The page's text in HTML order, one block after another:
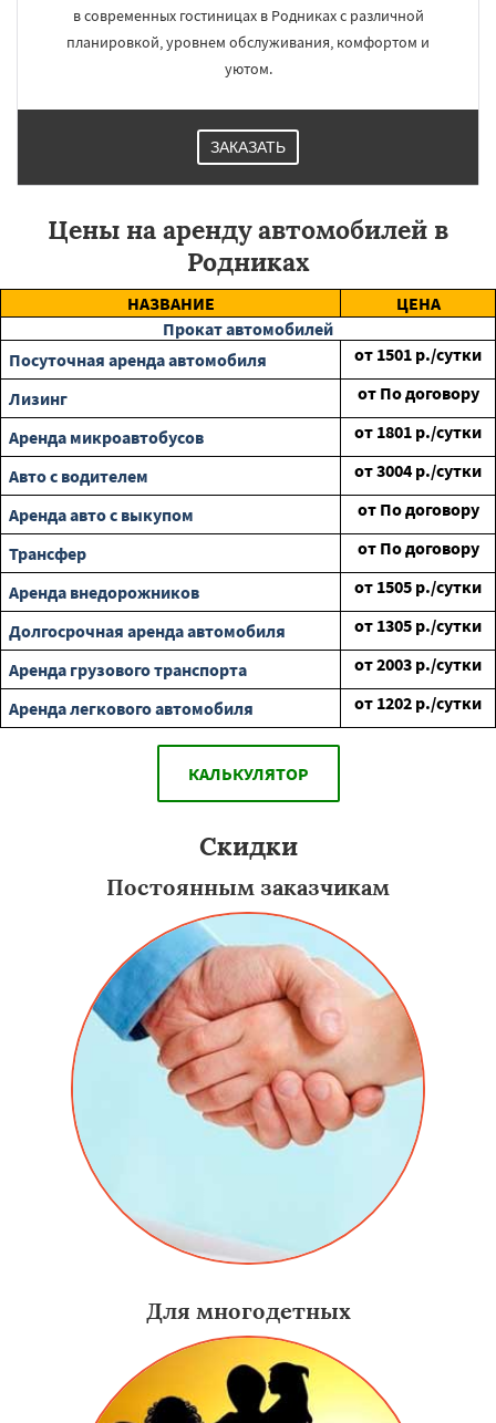
в современных гостиницах в Родниках с различной
планировкой, уровнем обслуживания, комфортом и
уютом.
ЗАКАЗАТЬ
Цены на аренду автомобилей в
Родниках
НАЗВАНИЕ
ЦЕНА
Прокат автомобилей
Посуточная аренда автомобиля
от 1501 р./сутки
Лизинг
от По договору
Аренда микроавтобусов
от 1801 р./сутки
Авто с водителем
от3004 р./сутки
Аренда авто с выкупом
от По договору
Трансфер
от По договору
Аренда внедорожников
от 1505 р./сутки
Долгосрочная аренда автомобиля
от 1305 р./сутки
Аренда грузового транспорта
от2003 р./сутки
Аренда легкового автомобиля
от 1202 р./сутки
КАЛЬКУЛЯТОР
Скидки
Постоянным заказчикам
Для многодетных